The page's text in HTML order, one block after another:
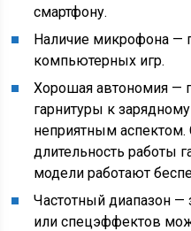
смартфону.
Наличие микрофона —
компьютерных игр.
Хорошая автономия —
гарнитуры к
неприятным аспектом.
длительность работы
модели работают
Частотный диапазон —
или спецэффектов